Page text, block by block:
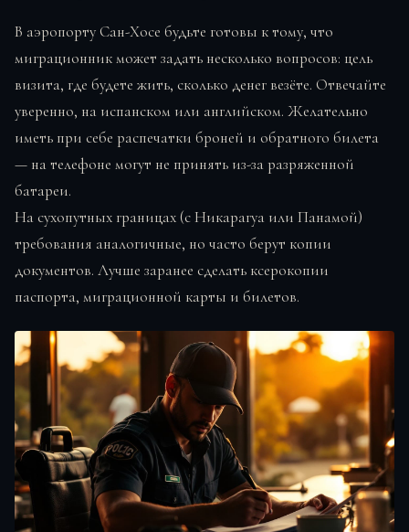
В аэропорту Сан-Хосе будьте готовы к тому, что
миграционник может задать несколько вопросов: цель
визита, где будете жить, сколько денег везёте. Отвечайте
уверенно, на испанском или английском. Желательно
иметь при себе распечатки броней и обратного билета
— на телефоне могут не принять из-за разряженной
батареи.
На сухопутных границах (с Никарагуа или Панамой)
требования аналогичные, но часто берут копии
документов. Лучше заранее сделать ксерокопии
паспорта, миграционной карты и билетов.